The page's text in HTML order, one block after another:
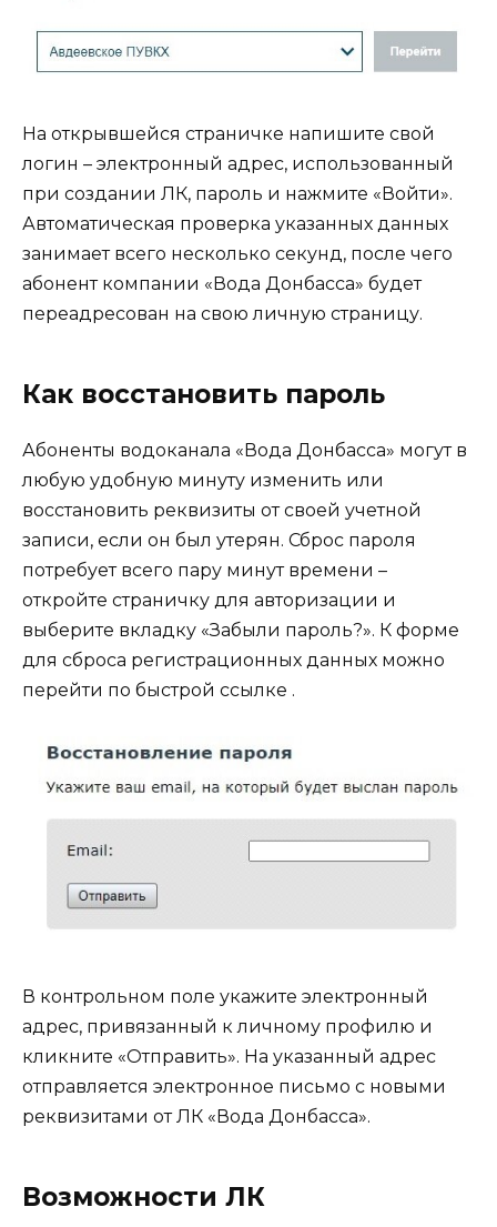
На открывшейся страничке напишите свой
логин – электронный адрес, использованный
при создании ЛК, пароль и нажмите «Войти».
Автоматическая проверка указанных данных
занимает всего несколько секунд, после чего
абонент компании «Вода Донбасса» будет
переадресован на свою личную страницу.
Как восстановить пароль
Абоненты водоканала «Вода Донбасса» могут в
любую удобную минуту изменить или
восстановить реквизиты от своей учетной
записи, если он был утерян. Сброс пароля
потребует всего пару минут времени –
откройте страничку для авторизации и
выберите вкладку «Забыли пароль?». К форме
для сброса регистрационных данных можно
перейти по быстрой ссылке .
В контрольном поле укажите электронный
адрес, привязанный к личному профилю и
кликните «Отправить». На указанный адрес
отправляется электронное письмо с новыми
реквизитами от ЛК «Вода Донбасса».
Возможности ЛК